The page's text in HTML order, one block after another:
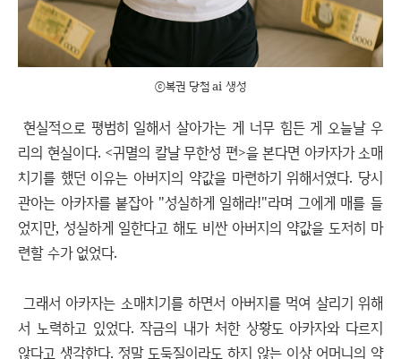
ⓒ복권 당첨 ai 생성
현실적으로 평범히 일해서 살아가는 게 너무 힘든 게 오늘날 우
리의 현실이다. <귀멸의 칼날 무한성 편>을 본다면 아카자가 소매
치기를 했던 이유는 아버지의 약값을 마련하기 위해서였다. 당시
관아는 아카자를 붙잡아 "성실하게 일해라!"라며 그에게 매를 들
었지만, 성실하게 일한다고 해도 비싼 아버지의 약값을 도저히 마
련할 수가 없었다.
그래서 아카자는 소매치기를 하면서 아버지를 먹여 살리기 위해
서 노력하고 있었다. 작금의 내가 처한 상황도 아카자와 다르지
않다고 생각한다. 정말 도둑질이라도 하지 않는 이상 어머니의 약